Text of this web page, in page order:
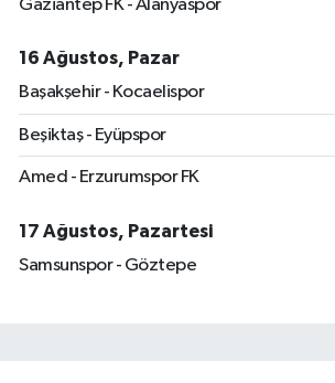
Gaziantep FK - Alanyaspor
16 Ağustos, Pazar
Başakşehir - Kocaelispor
Beşiktaş - Eyüpspor
Amed - Erzurumspor FK
17 Ağustos, Pazartesi
Samsunspor - Göztepe